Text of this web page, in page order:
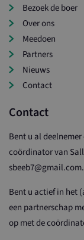
Bezoek de boer
Over ons
Meedoen
Partners
Nieuws
Contact
Contact
Bent u al
coördinator van
sbeeb7@gmail.com.
Bent u actief in het
een partnerschap
op met de